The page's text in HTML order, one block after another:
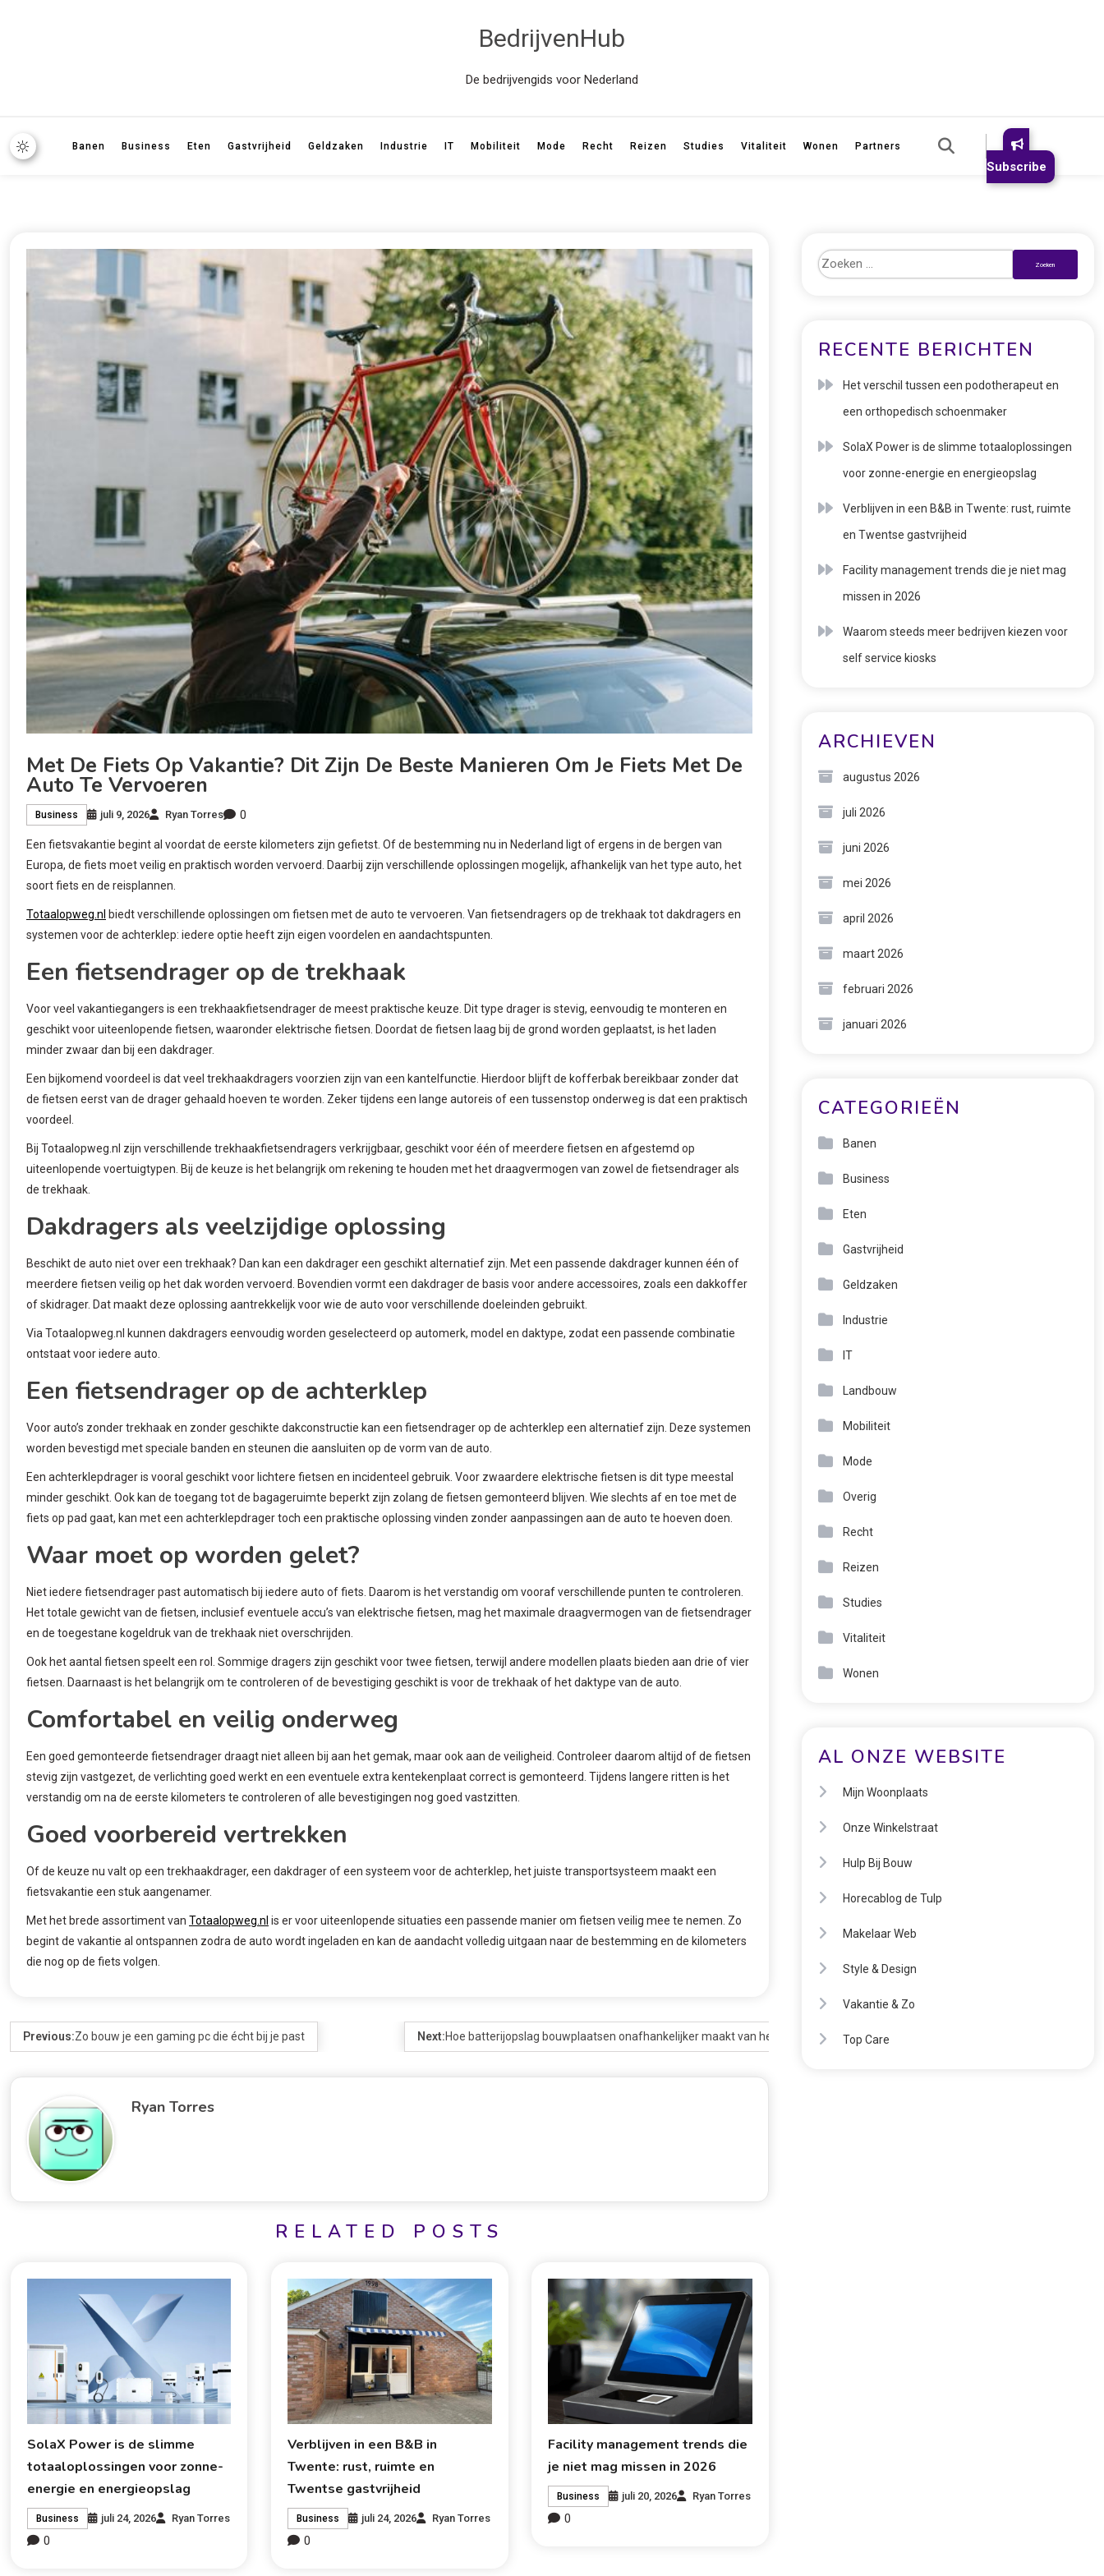
BedrijvenHub
De bedrijvengids voor Nederland
Banen Business Eten Gastvrijheid Geldzaken Industrie IT Mobiliteit Mode Recht Reizen Studies Vitaliteit Wonen Partners
Subscribe
Met De Fiets Op Vakantie? Dit Zijn De Beste Manieren Om Je Fiets Met De
Auto Te Vervoeren
Business juli 9, 2026 Ryan Torres 0
Een fietsvakantie begint al voordat de eerste kilometers zijn gefietst. Of de bestemming nu in Nederland ligt of ergens in de bergen van
Europa, de fiets moet veilig en praktisch worden vervoerd. Daarbij zijn verschillende oplossingen mogelijk, afhankelijk van het type auto, het
soort fiets en de reisplannen.
Totaalopweg.nl biedt verschillende oplossingen om fietsen met de auto te vervoeren. Van fietsendragers op de trekhaak tot dakdragers en
systemen voor de achterklep: iedere optie heeft zijn eigen voordelen en aandachtspunten.
Een fietsendrager op de trekhaak
Voor veel vakantiegangers is een trekhaakfietsendrager de meest praktische keuze. Dit type drager is stevig, eenvoudig te monteren en
geschikt voor uiteenlopende fietsen, waaronder elektrische fietsen. Doordat de fietsen laag bij de grond worden geplaatst, is het laden
minder zwaar dan bij een dakdrager.
Een bijkomend voordeel is dat veel trekhaakdragers voorzien zijn van een kantelfunctie. Hierdoor blijft de kofferbak bereikbaar zonder dat
de fietsen eerst van de drager gehaald hoeven te worden. Zeker tijdens een lange autoreis of een tussenstop onderweg is dat een praktisch
voordeel.
Bij Totaalopweg.nl zijn verschillende trekhaakfietsendragers verkrijgbaar, geschikt voor één of meerdere fietsen en afgestemd op
uiteenlopende voertuigtypen. Bij de keuze is het belangrijk om rekening te houden met het draagvermogen van zowel de fietsendrager als
de trekhaak.
Dakdragers als veelzijdige oplossing
Beschikt de auto niet over een trekhaak? Dan kan een dakdrager een geschikt alternatief zijn. Met een passende dakdrager kunnen één of
meerdere fietsen veilig op het dak worden vervoerd. Bovendien vormt een dakdrager de basis voor andere accessoires, zoals een dakkoffer
of skidrager. Dat maakt deze oplossing aantrekkelijk voor wie de auto voor verschillende doeleinden gebruikt.
Via Totaalopweg.nl kunnen dakdragers eenvoudig worden geselecteerd op automerk, model en daktype, zodat een passende combinatie
ontstaat voor iedere auto.
Een fietsendrager op de achterklep
Voor auto’s zonder trekhaak en zonder geschikte dakconstructie kan een fietsendrager op de achterklep een alternatief zijn. Deze systemen
worden bevestigd met speciale banden en steunen die aansluiten op de vorm van de auto.
Een achterklepdrager is vooral geschikt voor lichtere fietsen en incidenteel gebruik. Voor zwaardere elektrische fietsen is dit type meestal
minder geschikt. Ook kan de toegang tot de bagageruimte beperkt zijn zolang de fietsen gemonteerd blijven. Wie slechts af en toe met de
fiets op pad gaat, kan met een achterklepdrager toch een praktische oplossing vinden zonder aanpassingen aan de auto te hoeven doen.
Waar moet op worden gelet?
Niet iedere fietsendrager past automatisch bij iedere auto of fiets. Daarom is het verstandig om vooraf verschillende punten te controleren.
Het totale gewicht van de fietsen, inclusief eventuele accu’s van elektrische fietsen, mag het maximale draagvermogen van de fietsendrager
en de toegestane kogeldruk van de trekhaak niet overschrijden.
Ook het aantal fietsen speelt een rol. Sommige dragers zijn geschikt voor twee fietsen, terwijl andere modellen plaats bieden aan drie of vier
fietsen. Daarnaast is het belangrijk om te controleren of de bevestiging geschikt is voor de trekhaak of het daktype van de auto.
Comfortabel en veilig onderweg
Een goed gemonteerde fietsendrager draagt niet alleen bij aan het gemak, maar ook aan de veiligheid. Controleer daarom altijd of de fietsen
stevig zijn vastgezet, de verlichting goed werkt en een eventuele extra kentekenplaat correct is gemonteerd. Tijdens langere ritten is het
verstandig om na de eerste kilometers te controleren of alle bevestigingen nog goed vastzitten.
Goed voorbereid vertrekken
Of de keuze nu valt op een trekhaakdrager, een dakdrager of een systeem voor de achterklep, het juiste transportsysteem maakt een
fietsvakantie een stuk aangenamer.
Met het brede assortiment van Totaalopweg.nl is er voor uiteenlopende situaties een passende manier om fietsen veilig mee te nemen. Zo
begint de vakantie al ontspannen zodra de auto wordt ingeladen en kan de aandacht volledig uitgaan naar de bestemming en de kilometers
die nog op de fiets volgen.
Previous:Zo bouw je een gaming pc die écht bij je past Next:Hoe batterijopslag bouwplaatsen onafhankelijker maakt van het stroomnet
Ryan Torres
RELATED POSTS
SolaX Power is de slimme
totaaloplossingen voor zonne-
energie en energieopslag
Business juli 24, 2026 Ryan Torres
0
Verblijven in een B&B in
Twente: rust, ruimte en
Twentse gastvrijheid
Business juli 24, 2026 Ryan Torres
0
Facility management trends die
je niet mag missen in 2026
Business juli 20, 2026 Ryan Torres
0
RECENTE BERICHTEN
Het verschil tussen een podotherapeut en
een orthopedisch schoenmaker
SolaX Power is de slimme totaaloplossingen
voor zonne-energie en energieopslag
Verblijven in een B&B in Twente: rust, ruimte
en Twentse gastvrijheid
Facility management trends die je niet mag
missen in 2026
Waarom steeds meer bedrijven kiezen voor
self service kiosks
ARCHIEVEN
augustus 2026
juli 2026
juni 2026
mei 2026
april 2026
maart 2026
februari 2026
januari 2026
CATEGORIEËN
Banen
Business
Eten
Gastvrijheid
Geldzaken
Industrie
IT
Landbouw
Mobiliteit
Mode
Overig
Recht
Reizen
Studies
Vitaliteit
Wonen
AL ONZE WEBSITE
Mijn Woonplaats
Onze Winkelstraat
Hulp Bij Bouw
Horecablog de Tulp
Makelaar Web
Style & Design
Vakantie & Zo
Top Care